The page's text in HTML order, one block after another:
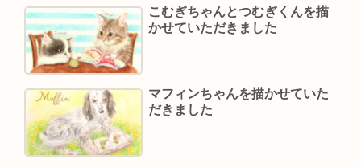
こむぎちゃんとつむぎくんを描
かせていただきました
マフィンちゃんを描かせていた
だきました